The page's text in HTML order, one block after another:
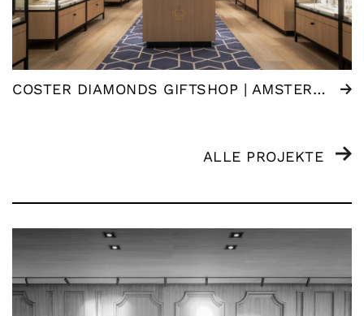
COSTER DIAMONDS GIFTSHOP | AMSTERDAM (NL)
ALLE PROJEKTE